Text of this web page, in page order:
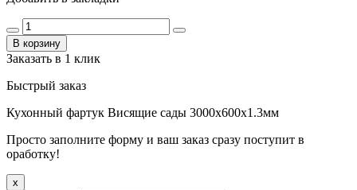
В корзину
Заказать в 1 клик
Быстрый заказ
Кухонный фартук Висящие сады 3000х600х1.3мм
Просто заполните форму и ваш заказ сразу поступит в
оработку!
x